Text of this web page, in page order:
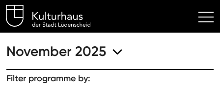
Kulturhaus Lüdenscheid
November 2025
Filter programme by: